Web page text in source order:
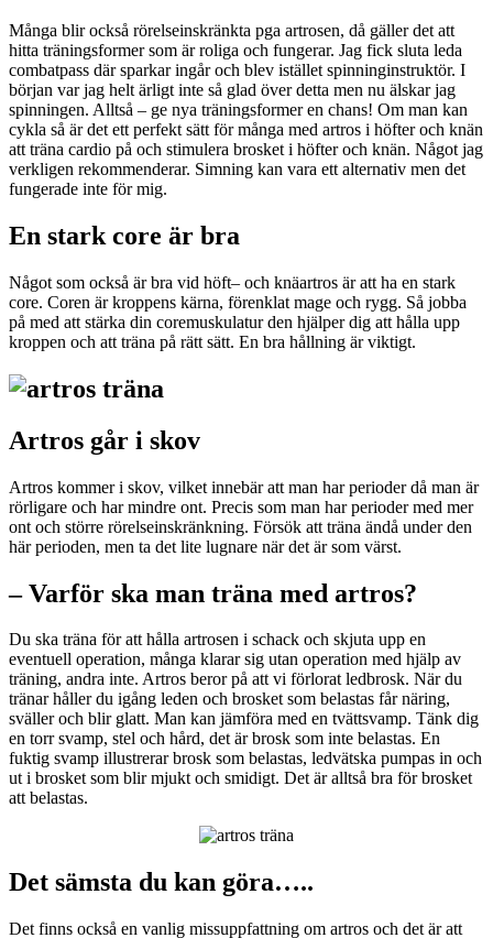
Många blir också rörelseinskränkta pga artrosen, då gäller det att
hitta träningsformer som är roliga och fungerar. Jag fick sluta leda
combatpass där sparkar ingår och blev istället spinninginstruktör. I
början var jag helt ärligt inte så glad över detta men nu älskar jag
spinningen. Alltså – ge nya träningsformer en chans! Om man kan
cykla så är det ett perfekt sätt för många med artros i höfter och knän
att träna cardio på och stimulera brosket i höfter och knän. Något jag
verkligen rekommenderar. Simning kan vara ett alternativ men det
fungerade inte för mig.
En stark core är bra
Något som också är bra vid höft– och knäartros är att ha en stark
core. Coren är kroppens kärna, förenklat mage och rygg. Så jobba
på med att stärka din coremuskulatur den hjälper dig att hålla upp
kroppen och att träna på rätt sätt. En bra hållning är viktigt.
Artros går i skov
Artros kommer i skov, vilket innebär att man har perioder då man är
rörligare och har mindre ont. Precis som man har perioder med mer
ont och större rörelseinskränkning. Försök att träna ändå under den
här perioden, men ta det lite lugnare när det är som värst.
– Varför ska man träna med artros?
Du ska träna för att hålla artrosen i schack och skjuta upp en
eventuell operation, många klarar sig utan operation med hjälp av
träning, andra inte. Artros beror på att vi förlorat ledbrosk. När du
tränar håller du igång leden och brosket som belastas får näring,
sväller och blir glatt. Man kan jämföra med en tvättsvamp. Tänk dig
en torr svamp, stel och hård, det är brosk som inte belastas. En
fuktig svamp illustrerar brosk som belastas, ledvätska pumpas in och
ut i brosket som blir mjukt och smidigt. Det är alltså bra för brosket
att belastas.
Det sämsta du kan göra…..
Det finns också en vanlig missuppfattning om artros och det är att